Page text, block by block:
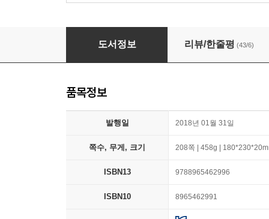
태평양을 건너간 사진신부
도서정보 리뷰/한줄평 (43/6)
품목정보
발행일 2018년 01월 31일
쪽수, 무게, 크기 208쪽 | 458g |
ISBN13 9788965462996
ISBN10 8965462991